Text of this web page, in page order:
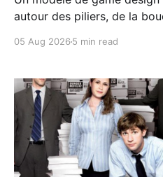
autour des piliers, de la
du journal de décisions,
05 Aug 2026 5 min read